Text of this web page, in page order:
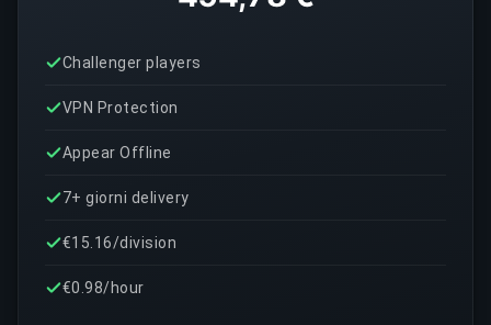
Challenger players
VPN Protection
Appear Offline
7+ giorni delivery
€15.16/division
€0.98/hour